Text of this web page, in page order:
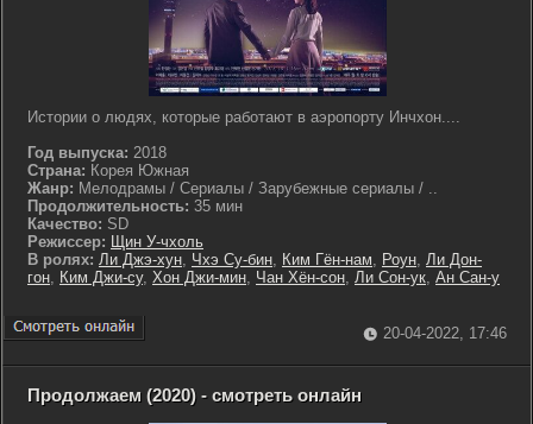
Истории о людях, которые работают в аэропорту Инчхон....
Год выпуска: 2018
Страна: Корея Южная
Жанр: Мелодрамы / Сериалы / Зарубежные сериалы / ..
Продолжительность: 35 мин
Качество: SD
Режиссер: Щин У-чхоль
В ролях: Ли Джэ-хун, Чхэ Су-бин, Ким Гён-нам, Роун, Ли Дон-
гон, Ким Джи-су, Хон Джи-мин, Чан Хён-сон, Ли Сон-ук, Ан Сан-у
20-04-2022, 17:46
Продолжаем (2020) - смотреть онлайн